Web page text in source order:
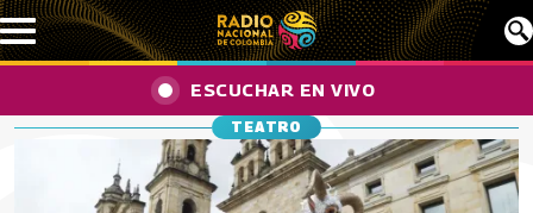
Pasar al contenido principal
ESCUCHAR EN VIVO
TEATRO